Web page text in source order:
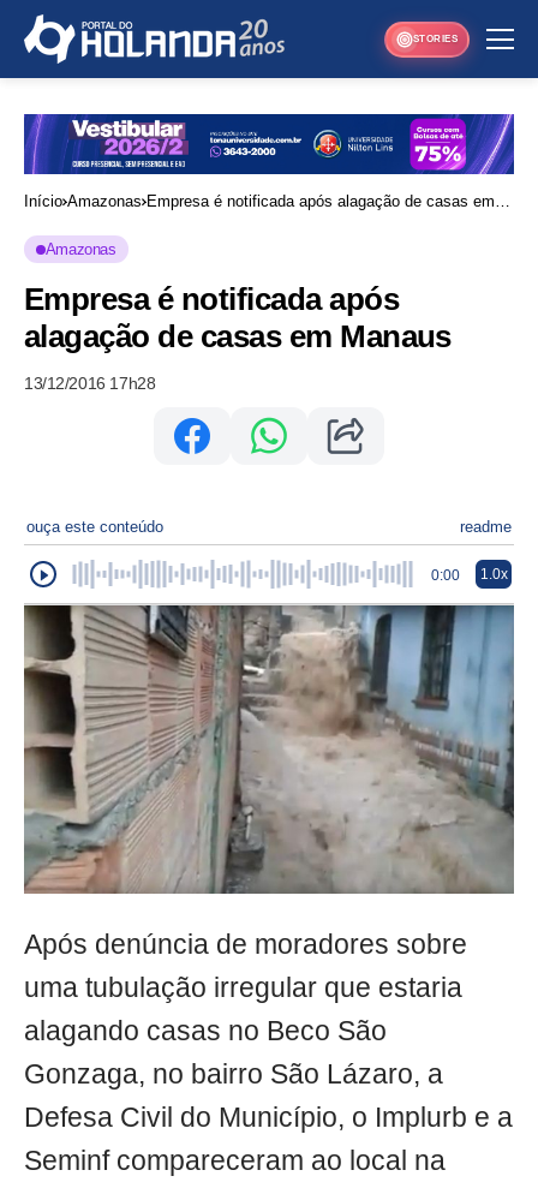
STORIES
Início Amazonas Empresa é notificada após alagação de casas em
Amazonas
Empresa é notificada após
alagação de casas em Manaus
13/12/2016 17h28
ouça este conteúdo readme
0:00 1.0x
Após denúncia de moradores sobre
uma tubulação irregular que estaria
alagando casas no Beco São
Gonzaga, no bairro São Lázaro, a
Defesa Civil do Município, o Implurb e a
Seminf compareceram ao local na